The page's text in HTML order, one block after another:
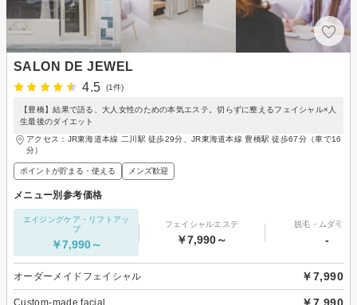
SALON DE JEWEL
4.5
(1件)
【豊橋】結果で語る、大人女性のための本気エステ。切らずに整えるフェイシャル×人
生最後のダイエット
アクセス：JR東海道本線 二川駅 徒歩29分、JR東海道本線 豊橋駅 徒歩67分（車で16
分）
ポイントが貯まる・使える メンズ歓迎
メニュー別参考価格
エイジングケア・リフトアッ
プ
￥7,990～
フェイシャルエステ
￥7,990～
脱毛・ムダ毛処
-
オーダーメイドフェイシャル ￥7,990
Custom-made facial ￥7,990